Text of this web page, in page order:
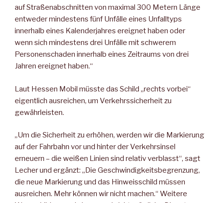
auf Straßenabschnitten von maximal 300 Metern Länge
entweder mindestens fünf Unfälle eines Unfalltyps
innerhalb eines Kalenderjahres ereignet haben oder
wenn sich mindestens drei Unfälle mit schwerem
Personenschaden innerhalb eines Zeitraums von drei
Jahren ereignet haben.“
Laut Hessen Mobil müsste das Schild „rechts vorbei“
eigentlich ausreichen, um Verkehrssicherheit zu
gewährleisten.
„Um die Sicherheit zu erhöhen, werden wir die Markierung
auf der Fahrbahn vor und hinter der Verkehrsinsel
erneuern – die weißen Linien sind relativ verblasst“, sagt
Lecher und ergänzt: „Die Geschwindigkeitsbegrenzung,
die neue Markierung und das Hinweisschild müssen
ausreichen. Mehr können wir nicht machen.“ Weitere